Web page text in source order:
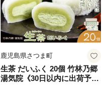
鹿児島県さつま町
生茶 だいふく 20個 竹林乃郷
湯気院《30日以内に出荷予定